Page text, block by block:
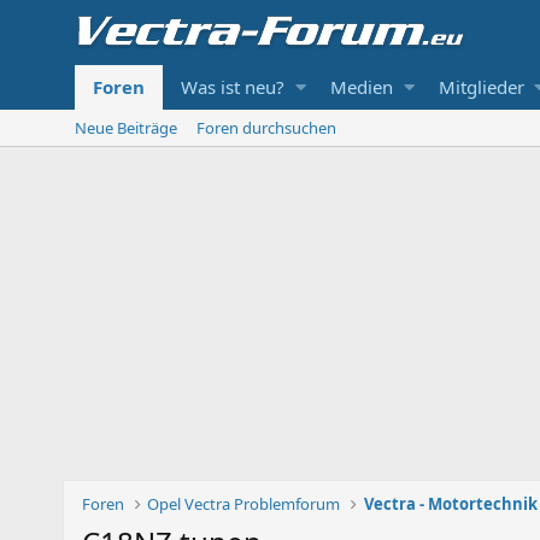
Foren Was ist neu? Medien Mitglieder
Neue Beiträge Foren durchsuchen
Foren Opel Vectra Problemforum Vectra - Motortechnik